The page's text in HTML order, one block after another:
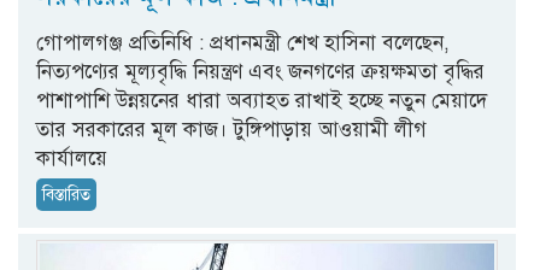
গোপালগঞ্জ প্রতিনিধি : প্রধানমন্ত্রী শেখ হাসিনা বলেছেন,
নিত্যপণ্যের মূল্যবৃদ্ধি নিয়ন্ত্রণ এবং জনগণের ক্রয়ক্ষমতা বৃদ্ধির
পাশাপাশি উন্নয়নের ধারা অব্যাহত রাখাই হচ্ছে নতুন মেয়াদে
তার সরকারের মূল কাজ। টুঙ্গিপাড়ায় আওয়ামী লীগ
কার্যালয়ে
বিস্তারিত